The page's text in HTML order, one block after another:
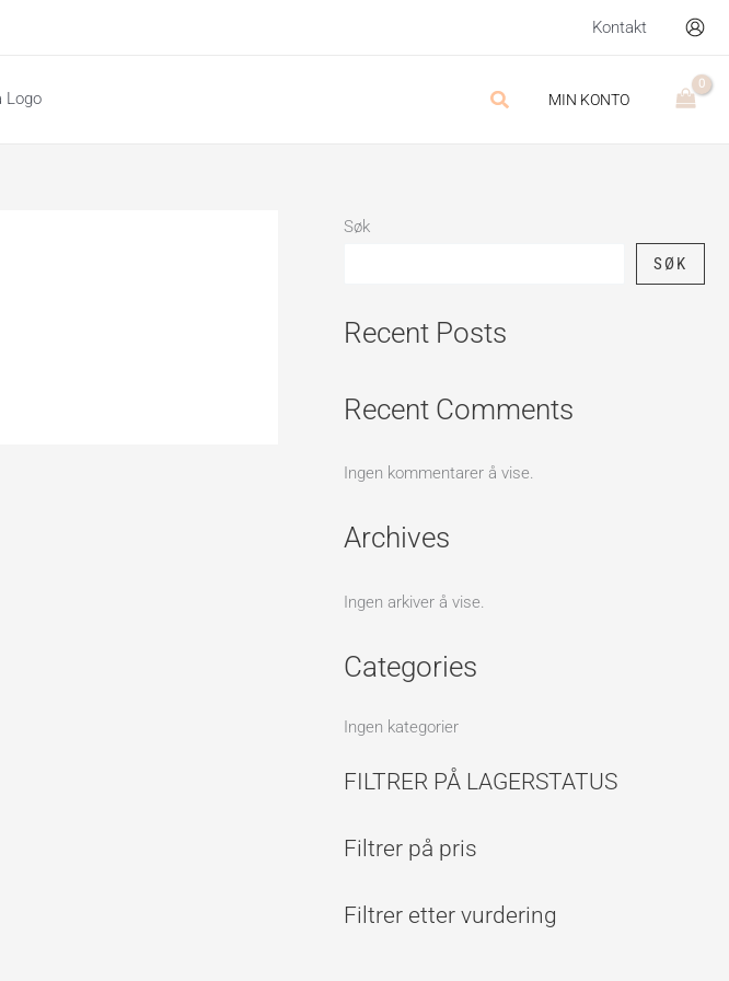
Kontakt
Søk MIN KONTO
Søk
SØK
Recent Posts
Recent Comments
Ingen kommentarer å vise.
Archives
Ingen arkiver å vise.
Categories
Ingen kategorier
FILTRER PÅ LAGERSTATUS
Filtrer på pris
Filtrer etter vurdering